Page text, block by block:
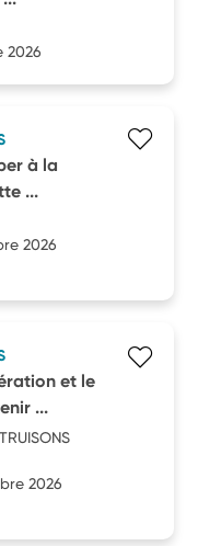
2026
à la
...
2026
et le
...
2026